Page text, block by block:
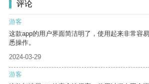
评论
游客
这款app的用户界面简洁明了，使用起来非常容
悉操作。
2024-03-29
游客